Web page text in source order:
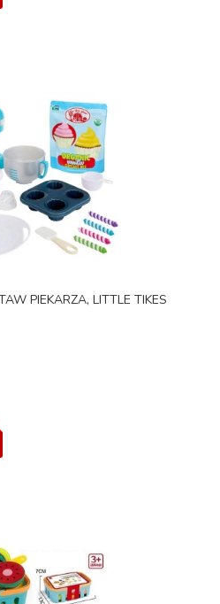
PIEKARZA, LITTLE TIKES